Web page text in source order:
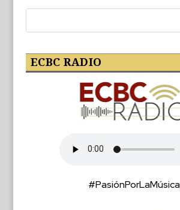
ECBC RADIO
#PasiónPorLaMúsica